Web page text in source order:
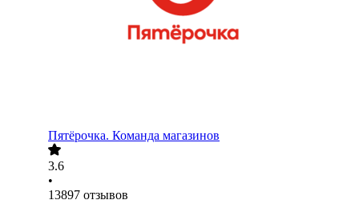
Пятёрочка. Команда магазинов
3.6
•
13897 отзывов